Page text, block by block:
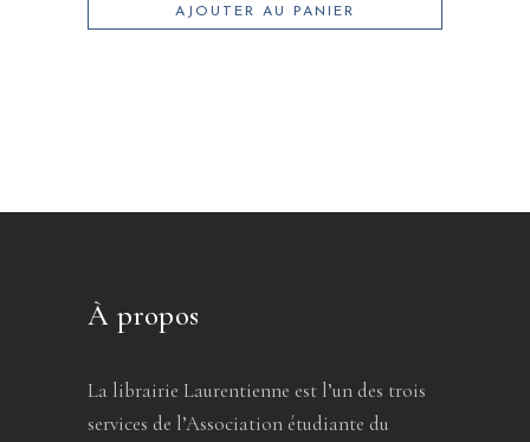
AJOUTER AU PANIER
À propos
La librairie Laurentienne est l’un des trois
services de l’Association étudiante du